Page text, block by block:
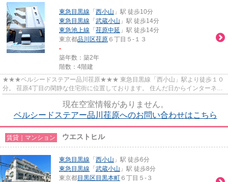
東急目黒線 「 西小山 」駅 徒歩10分
東急目黒線 「 武蔵小山 」駅 徒歩14分
東急池上線 「 荏原中延 」駅 徒歩14分
東京都品川区荏原 ６丁目５-１３
-
築年数：築2年
階数：4階建
★★★ベルシードステアー品川荏原★★★ 東急目黒線「西小山」駅より徒歩１０
分。 荏原4丁目の閑静な住宅街に位置しております。 住んだ日からインターネッ
現在空室情報がありません。
ベルシードステアー品川荏原へのお問い合わせはこちら
賃貸｜マンション ウエストヒル
東急目黒線 「 西小山 」駅 徒歩6分
東急目黒線 「 武蔵小山 」駅 徒歩8分
東京都目黒区 目黒本町 ６丁目５-３